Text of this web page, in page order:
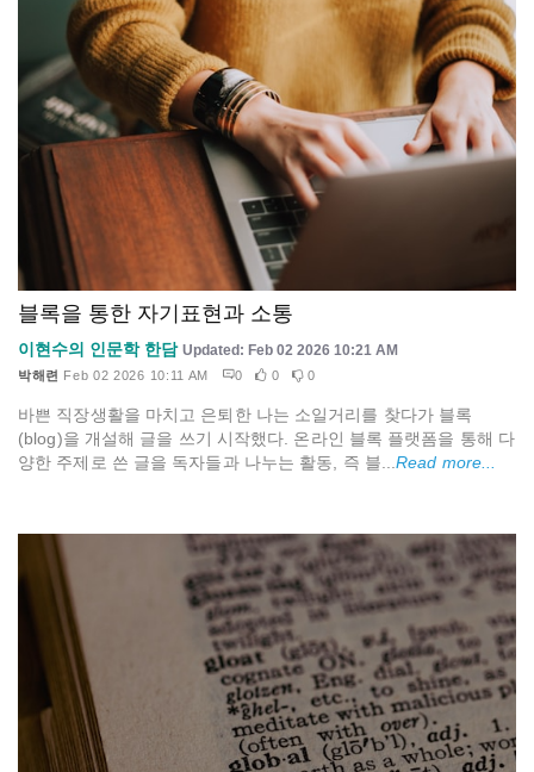
블록을 통한 자기표현과 소통
이현수의 인문학 한담 Updated: Feb 02 2026 10:21 AM
박해련 Feb 02 2026 10:11 AM 0 0 0
바쁜 직장생활을 마치고 은퇴한 나는 소일거리를 찾다가 블록
(blog)을 개설해 글을 쓰기 시작했다. 온라인 블록 플랫폼을 통해 다
양한 주제로 쓴 글을 독자들과 나누는 활동, 즉 블...Read more...